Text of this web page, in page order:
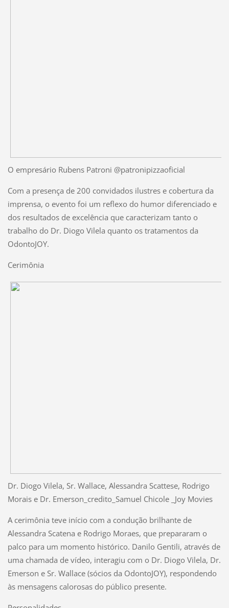
O empresário Rubens Patroni @patronipizzaoficial
Com a presença de 200 convidados ilustres e cobertura da
imprensa, o evento foi um reflexo do humor diferenciado e
dos resultados de excelência que caracterizam tanto o
trabalho do Dr. Diogo Vilela quanto os tratamentos da
OdontoJOY.
Cerimônia
Dr. Diogo Vilela, Sr. Wallace, Alessandra Scattese, Rodrigo
Morais e Dr. Emerson_credito_Samuel Chicole _Joy Movies
A cerimônia teve início com a condução brilhante de
Alessandra Scatena e Rodrigo Moraes, que prepararam o
palco para um momento histórico. Danilo Gentili, através de
uma chamada de vídeo, interagiu com o Dr. Diogo Vilela, Dr.
Emerson e Sr. Wallace (sócios da OdontoJOY), respondendo
às mensagens calorosas do público presente.